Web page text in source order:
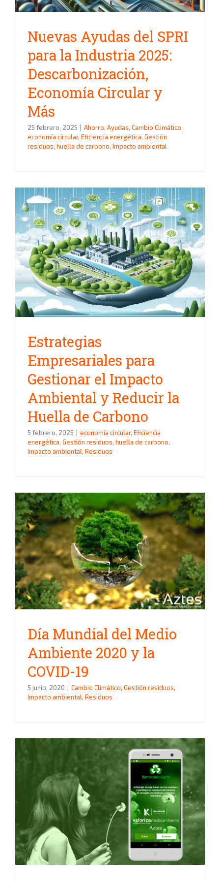
Nuevas Ayudas del SPRI
para la Industria 2025:
Descarbonización,
Economía Circular y
Más
25 febrero, 2025 Ahorro, Ayudas, Cambio Climático,
economía circular, Eficiencia energética, Gestión
residuos, huella de carbono, Impacto ambiental
Estrategias Empresariales para
Gestionar el Impacto Ambiental
y Reducir la Huella de Carbono
Estrategias
Empresariales para
Gestionar el Impacto
Ambiental y Reducir la
Huella de Carbono
5 febrero, 2025 economía circular, Eficiencia
energética, Gestión residuos, huella de carbono,
Impacto ambiental, Residuos
Día Mundial del Medio
Ambiente 2020 y la COVID-19
Día Mundial del Medio
Ambiente 2020 y la
COVID-19
5 junio, 2020 Cambio Climático, Gestión residuos,
Impacto ambiental, Residuos
Aztes desarrolla
BarakaldoGarbi para resolver
las dudas y mejorar el reciclaje
en Barakaldo y ayudar a hacer
una ciudad más sostenible